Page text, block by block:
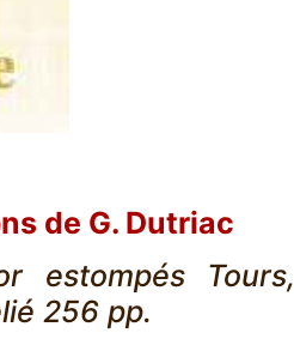
de G. Dutriac
estompés Tours,
256 pp.